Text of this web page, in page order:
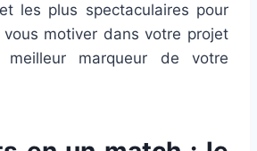
les plus spectaculaires pour
motiver dans votre projet
marqueur de votre